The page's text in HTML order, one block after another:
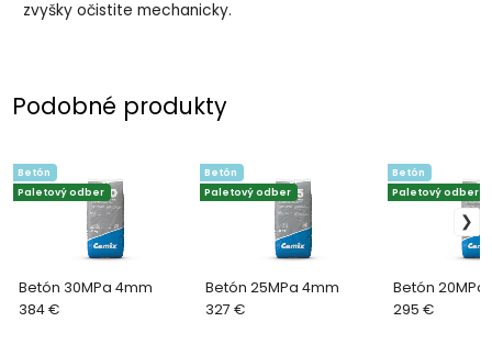
zvyšky očistite mechanicky.
Podobné produkty
Betón 30MPa 4mm
Betón
Paletový odber
384 €
Betón 25MPa 4mm
Betón
Paletový odber
327 €
Betón 20MPa
Betón
Paletový odber
295 €